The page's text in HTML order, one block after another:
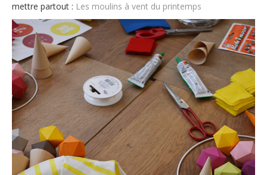
mettre partout : Les moulins à vent du printemps